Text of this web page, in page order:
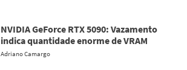
NVIDIA GeForce RTX 5090: Vazamento
indica quantidade enorme de VRAM
Adriano Camargo